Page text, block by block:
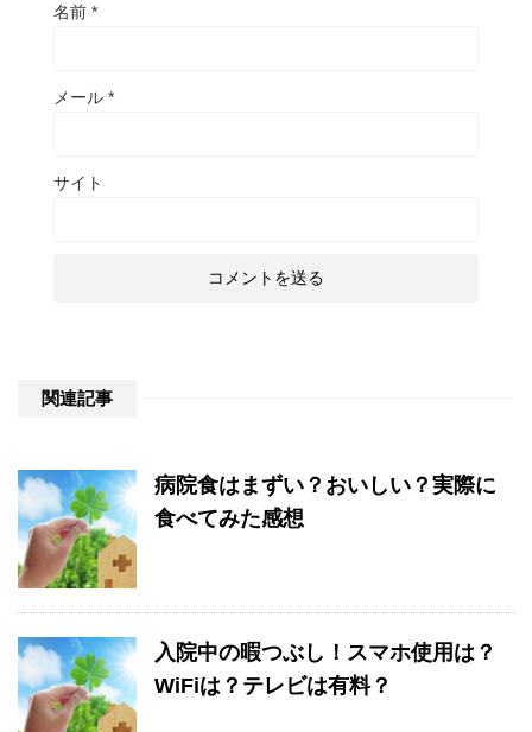
名前 *
メール *
サイト
関連記事
病院食はまずい？おいしい？実際に
食べてみた感想
入院中の暇つぶし！スマホ使用は？
WiFiは？テレビは有料？